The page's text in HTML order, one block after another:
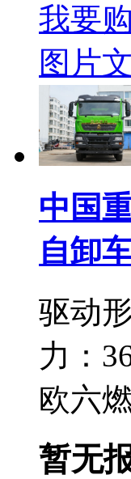
我要
图片
中国
自卸
驱动
力：
欧六
暂无